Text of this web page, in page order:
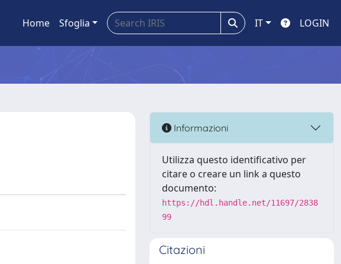
Home Sfoglia IT LOGIN
Informazioni
Utilizza questo identificativo per
citare o creare un link a questo
documento:
https://hdl.handle.net/11697/2838
99
Citazioni